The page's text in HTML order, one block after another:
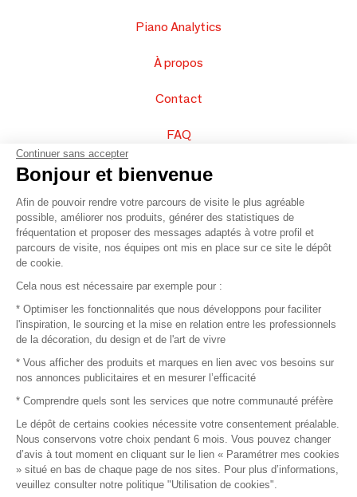
Piano Analytics
À propos
Contact
FAQ
Vendez vos produits
Plan du site
© 2016 –Organisation SAFI
Recrutement
Mentions légales
Conditions commerciales
Continuer sans accepter
Bonjour et bienvenue
Afin de pouvoir rendre votre parcours de visite le plus agréable
possible, améliorer nos produits, générer des statistiques de
fréquentation et proposer des messages adaptés à votre profil et
parcours de visite, nos équipes ont mis en place sur ce site le dépôt
de cookie.
Cela nous est nécessaire par exemple pour :
* Optimiser les fonctionnalités que nous développons pour faciliter
l'inspiration, le sourcing et la mise en relation entre les professionnels
de la décoration, du design et de l'art de vivre
* Vous afficher des produits et marques en lien avec vos besoins sur
nos annonces publicitaires et en mesurer l’efficacité
* Comprendre quels sont les services que notre communauté préfère
Le dépôt de certains cookies nécessite votre consentement préalable.
Nous conservons votre choix pendant 6 mois. Vous pouvez changer
d’avis à tout moment en cliquant sur le lien « Paramétrer mes cookies
» situé en bas de chaque page de nos sites. Pour plus d’informations,
veuillez consulter notre politique "Utilisation de cookies".